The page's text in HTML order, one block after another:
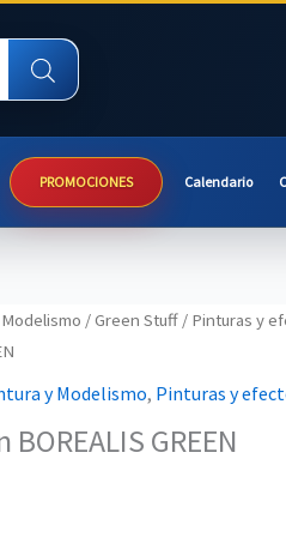
PROMOCIONES Calendario
/Green Stuff/ Pinturas y
y Modelismo, Pinturas y
GREEN